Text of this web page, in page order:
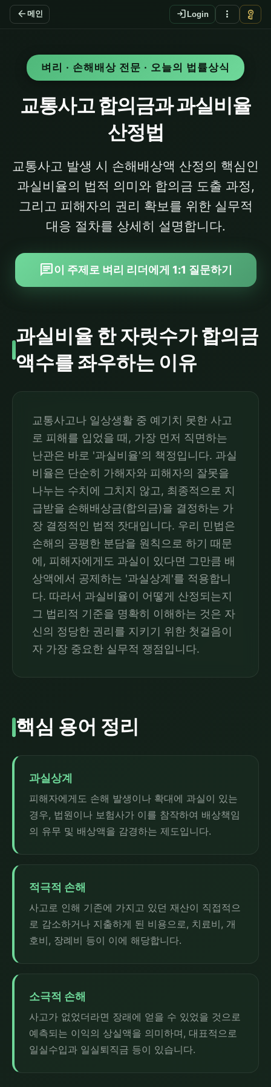
arrow_back 메인 login Login more_vert vpn_key
벼리 · 손해배상 전문 · 오늘의 법률상식
교통사고 합의금과 과실비율
산정법
교통사고 발생 시 손해배상액 산정의 핵심인
과실비율의 법적 의미와 합의금 도출 과정,
그리고 피해자의 권리 확보를 위한 실무적
대응 절차를 상세히 설명합니다.
chat이 주제로 벼리 리더에게 1:1 질문하기
과실비율 한 자릿수가 합의금
액수를 좌우하는 이유
교통사고나 일상생활 중 예기치 못한 사고
로 피해를 입었을 때, 가장 먼저 직면하는
난관은 바로 '과실비율'의 책정입니다. 과실
비율은 단순히 가해자와 피해자의 잘못을
나누는 수치에 그치지 않고, 최종적으로 지
급받을 손해배상금(합의금)을 결정하는 가
장 결정적인 법적 잣대입니다. 우리 민법은
손해의 공평한 분담을 원칙으로 하기 때문
에, 피해자에게도 과실이 있다면 그만큼 배
상액에서 공제하는 '과실상계'를 적용합니
다. 따라서 과실비율이 어떻게 산정되는지
그 법리적 기준을 명확히 이해하는 것은 자
신의 정당한 권리를 지키기 위한 첫걸음이
자 가장 중요한 실무적 쟁점입니다.
핵심 용어 정리
과실상계
피해자에게도 손해 발생이나 확대에 과실이 있는
경우, 법원이나 보험사가 이를 참작하여 배상책임
의 유무 및 배상액을 감경하는 제도입니다.
적극적 손해
사고로 인해 기존에 가지고 있던 재산이 직접적으
로 감소하거나 지출하게 된 비용으로, 치료비, 개
호비, 장례비 등이 이에 해당합니다.
소극적 손해
사고가 없었더라면 장래에 얻을 수 있었을 것으로
예측되는 이익의 상실액을 의미하며, 대표적으로
일실수입과 일실퇴직금 등이 있습니다.